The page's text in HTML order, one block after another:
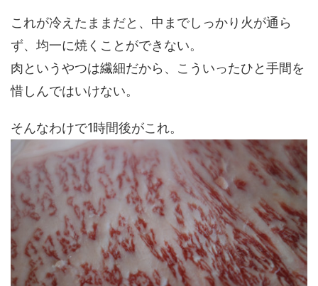
これが冷えたままだと、中までしっかり火が通ら
ず、均一に焼くことができない。
肉というやつは繊細だから、こういったひと手間を
惜しんではいけない。
そんなわけで1時間後がこれ。